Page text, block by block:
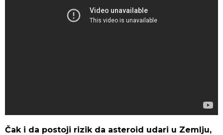
Čak i da postoji rizik da asteroid udari u Zemlju,